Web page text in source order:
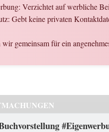
Verzichtet auf werbliche
Gebt keine privaten
wir gemeinsam für ein